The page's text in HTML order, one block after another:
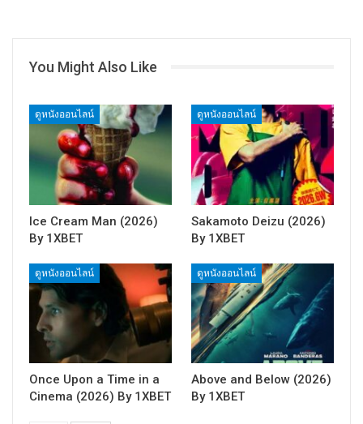
You Might Also Like
ดูหนังออนไลน์
Ice Cream Man (2026)
By 1XBET
ดูหนังออนไลน์
Sakamoto Deizu (2026)
By 1XBET
ดูหนังออนไลน์
Once Upon a Time in a
Cinema (2026) By 1XBET
ดูหนังออนไลน์
Above and Below (2026)
By 1XBET